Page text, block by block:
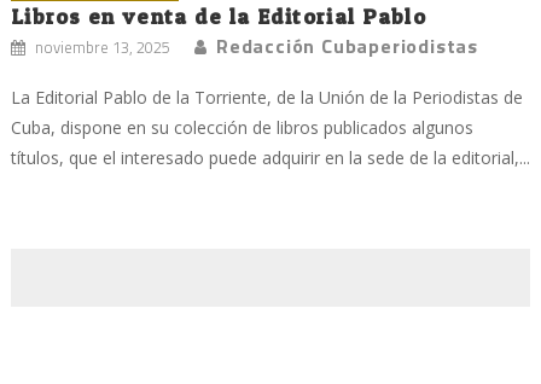
Libros en venta de la Editorial Pablo
noviembre 13, 2025 Redacción Cubaperiodistas
La Editorial Pablo de la Torriente, de la Unión de la Periodistas de
Cuba, dispone en su colección de libros publicados algunos
títulos, que el interesado puede adquirir en la sede de la editorial,...